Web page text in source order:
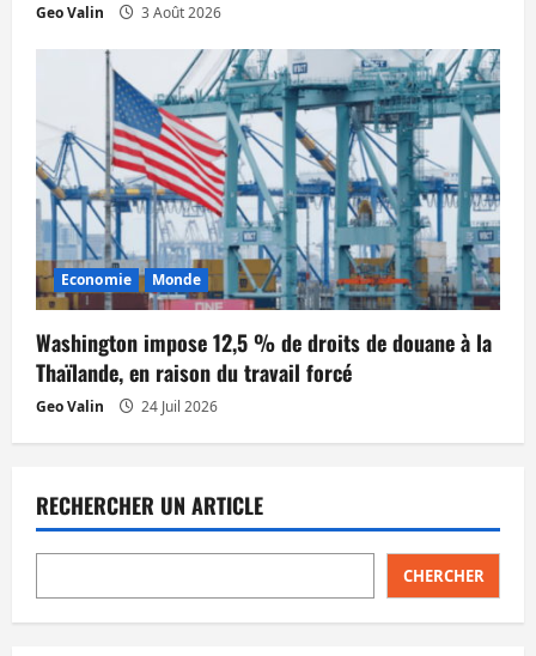
Geo Valin 3 Août 2026
Economie Monde
Washington impose 12,5 % de droits de douane à la
Thaïlande, en raison du travail forcé
Geo Valin 24 Juil 2026
RECHERCHER UN ARTICLE
CHERCHER